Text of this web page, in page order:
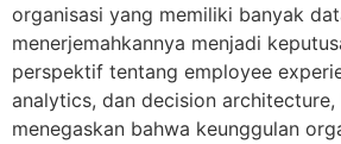
organisasi yang memiliki banyak
menerjemahkannya menjadi
perspektif tentang employee
analytics, dan decision architecture,
menegaskan bahwa keunggulan